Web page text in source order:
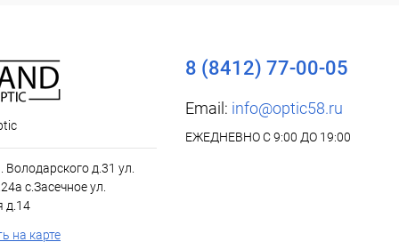
Володарского д.31 ул.
с.Засечное ул.
д.14
на карте
8 (8412) 77-00-05
Email: info@optic58.ru
ЕЖЕДНЕВНО С 9:00 ДО 19:00